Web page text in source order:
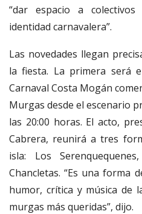
“dar espacio a
identidad carnavalera”.
Las novedades llegan
la fiesta. La primera será
Carnaval Costa Mogán
Murgas desde el escenario
las 20:00 horas. El acto,
Cabrera, reunirá a tres
isla: Los
Chancletas. “Es una forma
humor, crítica y música de
murgas más queridas”, dijo.